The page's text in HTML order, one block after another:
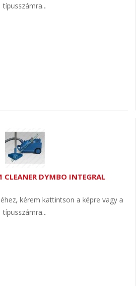
típusszámra...
CLEANER DYMBO INTEGRAL
kérem kattintson a képre vagy a
típusszámra...